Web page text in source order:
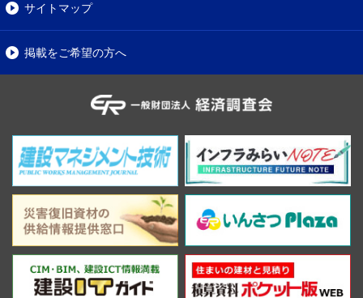
サイトマップ
掲載をご希望の方へ